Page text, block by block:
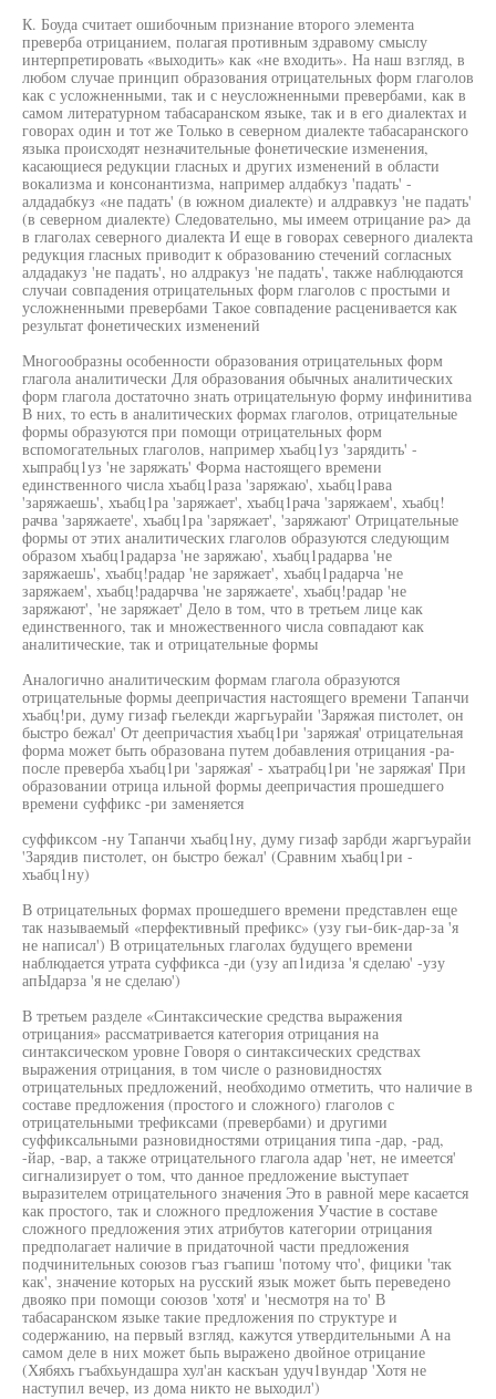
К. Боуда считает ошибочным признание второго элемента
преверба отрицанием, полагая противным здравому смыслу
интерпретировать «выходить» как «не входить». На наш взгляд, в
любом случае принцип образования отрицательных форм глаголов
как с усложненными, так и с неусложненными превербами, как в
самом литературном табасаранском языке, так и в его диалектах и
говорах один и тот же Только в северном диалекте табасаранского
языка происходят незначительные фонетические изменения,
касающиеся редукции гласных и других изменений в области
вокализма и консонантизма, например алдабкуз 'падать' -
алдадабкуз «не падать' (в южном диалекте) и алдравкуз 'не падать'
(в северном диалекте) Следовательно, мы имеем отрицание ра> да
в глаголах северного диалекта И еще в говорах северного диалекта
редукция гласных приводит к образованию стечений согласных
алдадакуз 'не падать', но алдракуз 'не падать', также наблюдаются
случаи совпадения отрицательных форм глаголов с простыми и
усложненными превербами Такое совпадение расценивается как
результат фонетических изменений
Многообразны особенности образования отрицательных форм
глагола аналитически Для образования обычных аналитических
форм глагола достаточно знать отрицательную форму инфинитива
В них, то есть в аналитических формах глаголов, отрицательные
формы образуются при помощи отрицательных форм
вспомогательных глаголов, например хъабц1уз 'зарядить' -
хыпрабц1уз 'не заряжать' Форма настоящего времени
единственного числа хъабц1раза 'заряжаю', хьабц1рава
'заряжаешь', хъабц1ра 'заряжает', хъабц1рача 'заряжаем', хъабц!
рачва 'заряжаете', хъабц1ра 'заряжает', 'заряжают' Отрицательные
формы от этих аналитических глаголов образуются следующим
образом хъабц1радарза 'не заряжаю', хъабц1радарва 'не
заряжаешь', хъабц!радар 'не заряжает', хъабц1радарча 'не
заряжаем', хъабц!радарчва 'не заряжаете', хъабц!радар 'не
заряжают', 'не заряжает' Дело в том, что в третьем лице как
единственного, так и множественного числа совпадают как
аналитические, так и отрицательные формы
Аналогично аналитическим формам глагола образуются
отрицательные формы деепричастия настоящего времени Тапанчи
хъабц!ри, думу гизаф гьелекди жаргьурайи 'Заряжая пистолет, он
быстро бежал' От деепричастия хъабц1ри 'заряжая' отрицательная
форма может быть образована путем добавления отрицания -ра-
после преверба хъабц1ри 'заряжая' - хъатрабц1ри 'не заряжая' При
образовании отрица ильной формы деепричастия прошедшего
времени суффикс -ри заменяется
суффиксом -ну Тапанчи хъабц1ну, думу гизаф зарбди жаргъурайи
'Зарядив пистолет, он быстро бежал' (Сравним хъабц1ри -
хъабц1ну)
В отрицательных формах прошедшего времени представлен еще
так называемый «перфективный префикс» (узу гьи-бик-дар-за 'я
не написал') В отрицательных глаголах будущего времени
наблюдается утрата суффикса -ди (узу ап1идиза 'я сделаю' -узу
апЫдарза 'я не сделаю')
В третьем разделе «Синтаксические средства выражения
отрицания» рассматривается категория отрицания на
синтаксическом уровне Говоря о синтаксических средствах
выражения отрицания, в том числе о разновидностях
отрицательных предложений, необходимо отметить, что наличие в
составе предложения (простого и сложного) глаголов с
отрицательными трефиксами (превербами) и другими
суффиксальными разновидностями отрицания типа -дар, -рад,
-йар, -вар, а также отрицательного глагола адар 'нет, не имеется'
сигнализирует о том, что данное предложение выступает
выразителем отрицательного значения Это в равной мере касается
как простого, так и сложного предложения Участие в составе
сложного предложения этих атрибутов категории отрицания
предполагает наличие в придаточной части предложения
подчинительных союзов гъаз гъапиш 'потому что', фицики 'так
как', значение которых на русский язык может быть переведено
двояко при помощи союзов 'хотя' и 'несмотря на то' В
табасаранском языке такие предложения по структуре и
содержанию, на первый взгляд, кажутся утвердительными А на
самом деле в них может бьпь выражено двойное отрицание
(Хябяхъ гъабхьундашра хул'ан каскъан удуч1вундар 'Хотя не
наступил вечер, из дома никто не выходил')